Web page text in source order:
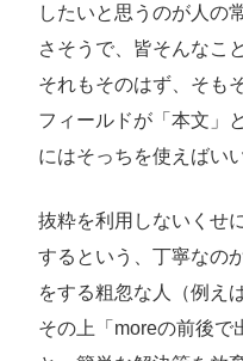
したいと思うのが人の
さそうで、皆そんなこ
それもそのはず、そも
フィールドが「本文」
にはそっちを使えばい
抜粋を利用しないくせ
するという、丁寧なの
をする粗忽な人（例え
その上「moreの前後で